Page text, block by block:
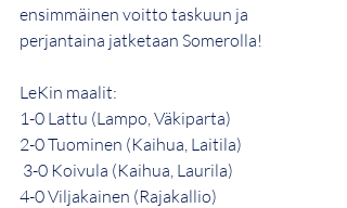
ensimmäinen voitto taskuun ja
perjantaina jatketaan Somerolla!
LeKin maalit:
1-0 Lattu (Lampo, Väkiparta)
2-0 Tuominen (Kaihua, Laitila)
3-0 Koivula (Kaihua, Laurila)
4-0 Viljakainen (Rajakallio)